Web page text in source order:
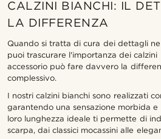
CALZINI BIANCHI: IL
LA DIFFERENZA
Quando si tratta di cura dei dettagli
puoi trascurare l'importanza dei calzini
accessorio può fare davvero la
complessivo.
I nostri calzini bianchi sono realizzati
garantendo una sensazione morbida
loro lunghezza ideale ti permette di
scarpa, dai classici mocassini alle